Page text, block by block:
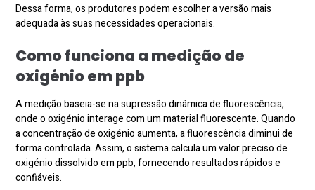
Dessa forma, os produtores podem escolher a versão mais
adequada às suas necessidades operacionais.
Como funciona a medição de
oxigénio em ppb
A medição baseia-se na supressão dinâmica de fluorescência,
onde o oxigénio interage com um material fluorescente. Quando
a concentração de oxigénio aumenta, a fluorescência diminui de
forma controlada. Assim, o sistema calcula um valor preciso de
oxigénio dissolvido em ppb, fornecendo resultados rápidos e
confiáveis.